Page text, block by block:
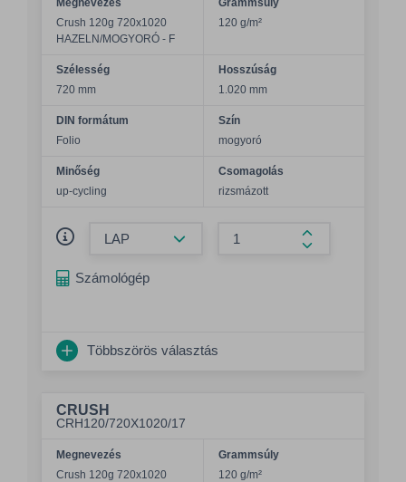
Megnevezés
Crush 120g 720x1020
HAZELN/MOGYORÓ - F
Grammsúly
120 g/m²
Szélesség
720 mm
Hosszúság
1.020 mm
DIN formátum
Folio
Szín
mogyoró
Minőség
up-cycling
Csomagolás
rizsmázott
Összeg
Számológép
Többszörös választás
CRUSH
CRH120/720X1020/17
Megnevezés
Crush 120g 720x1020
Grammsúly
120 g/m²